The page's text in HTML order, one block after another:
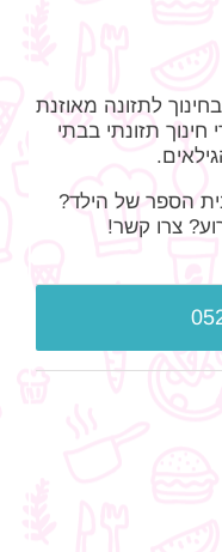
לתזונה מאוזנת
חינוך תזונתי בבתי
הספר של הילד?
צרו קשר!